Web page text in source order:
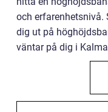
och erfarenhetsnivå.
dig ut på
väntar på dig i